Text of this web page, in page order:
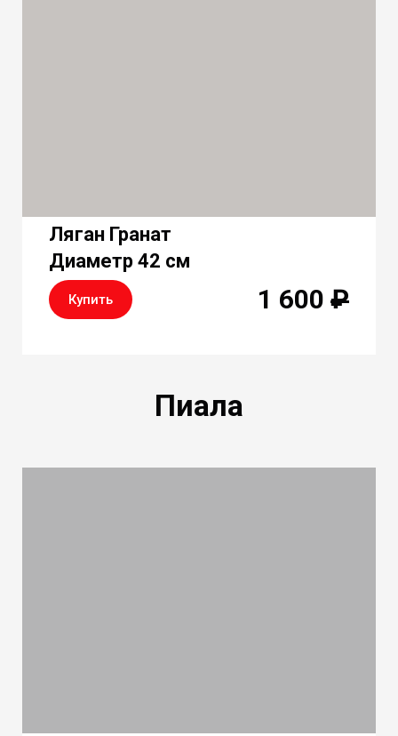
Ляган Гранат
Диаметр 42 см
Купить 1 600 ₽
Пиала